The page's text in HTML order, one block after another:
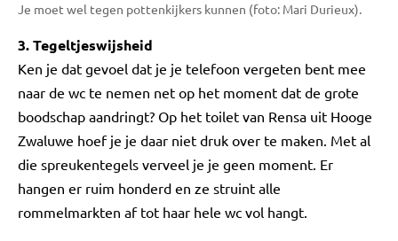
Je moet wel tegen pottenkijkers kunnen (foto: Mari Durieux).
3. Tegeltjeswijsheid
Ken je dat gevoel dat je je telefoon vergeten bent mee
naar de wc te nemen net op het moment dat de grote
boodschap aandringt? Op het toilet van Rensa uit Hooge
Zwaluwe hoef je je daar niet druk over te maken. Met al
die spreukentegels verveel je je geen moment. Er
hangen er ruim honderd en ze struint alle
rommelmarkten af tot haar hele wc vol hangt.